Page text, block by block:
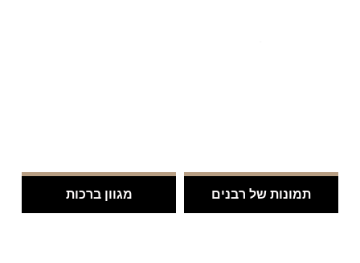
תמונות של רבנים מגוון ברכות